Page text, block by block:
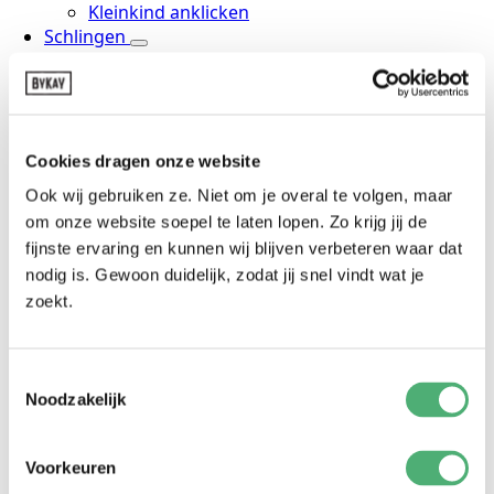
Cookies dragen onze website
Ook wij gebruiken ze. Niet om je overal te volgen, maar
om onze website soepel te laten lopen. Zo krijg jij de
fijnste ervaring en kunnen wij blijven verbeteren waar dat
nodig is. Gewoon duidelijk, zodat jij snel vindt wat je
zoekt.
Noodzakelijk
Voorkeuren
Kleinkind anklicken
Schlingen
Aqua
Hipsling
Ringsling
Mei Tai's
Mei tai deluxe
Clips
Kissenbezüge